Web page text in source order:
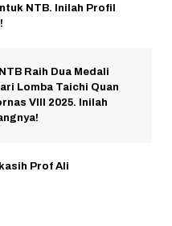
NTB. Inilah Profil
Raih Dua Medali
Lomba Taichi Quan
VIII 2025. Inilah
Prof Ali